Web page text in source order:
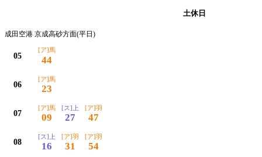
土休日
成田空港 京成高砂方面(平日)
05
[ア]馬
44
06
[ア]馬
23
07
[ア]馬
09
[ス]上
27
[ア]羽
47
08
[ス]上
16
[ア]羽
31
[ア]羽
54